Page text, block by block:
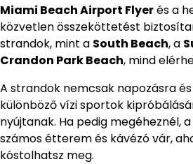
Miami Beach Airport Flyerés a
közvetlen összeköttetést
strandok, mint a South Beach, a
Crandon Park Beach, mind
A strandok nemcsak napozásra
különböző vízi sportok
nyújtanak. Ha pedig megéheznél,
számos étterem és kávézó vár,
kóstolhatsz meg.